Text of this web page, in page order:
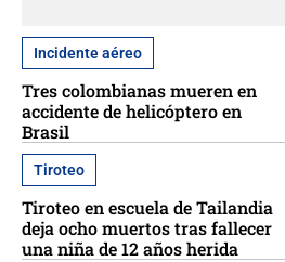
Incidente aéreo
Tres colombianas mueren en
accidente de helicóptero en
Brasil
Tiroteo
Tiroteo en escuela de Tailandia
deja ocho muertos tras fallecer
una niña de 12 años herida